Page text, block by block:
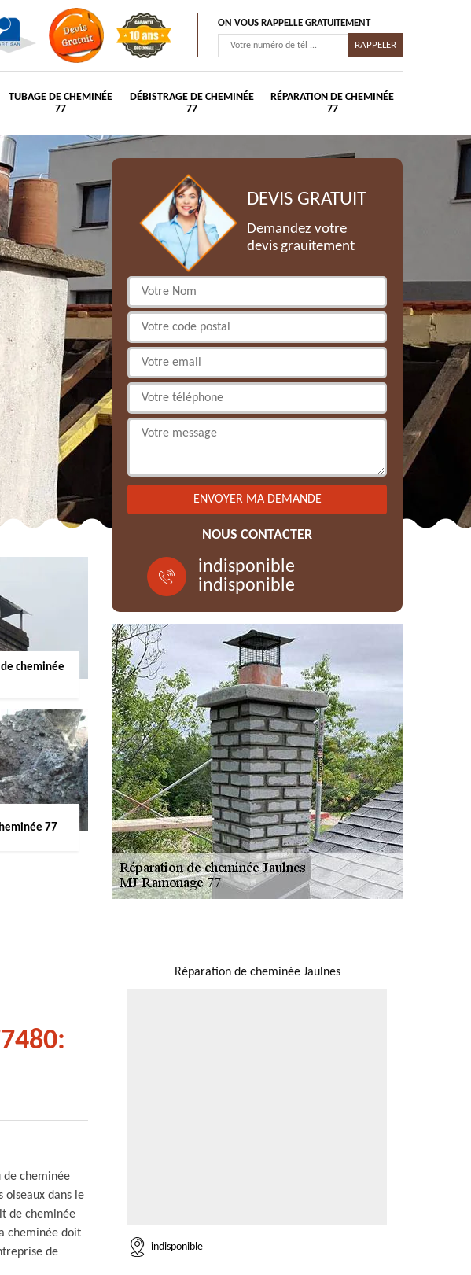
ON VOUS RAPPELLE GRATUITEMENT
TUBAGE DE CHEMINÉE
77
DÉBISTRAGE DE CHEMINÉE
77
RÉPARATION DE CHEMINÉE
77
cheminée
77
de cheminée
dans le
de cheminée
cheminée doit
de
DEVIS GRATUIT
Demandez votre
devis grauitement
NOUS CONTACTER
indisponible
indisponible
Réparation de cheminée Jaulnes
indisponible